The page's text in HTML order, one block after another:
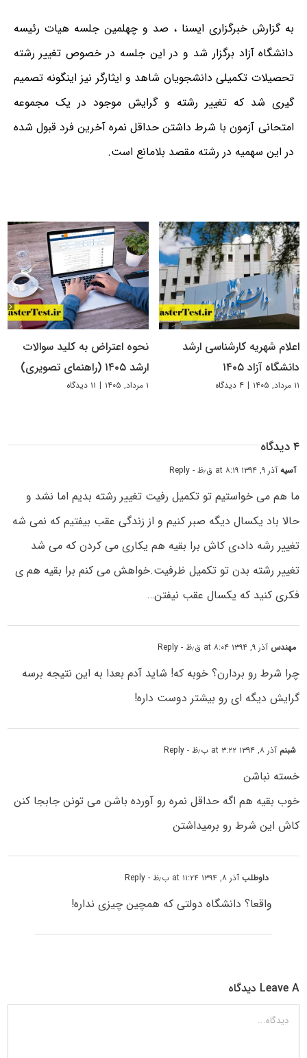
به گزارش خبرگزاری ایسنا ، صد و چهلمین جلسه هیات رئیسه
دانشگاه آزاد برگزار شد و در این جلسه در خصوص تغییر رشته
تحصیلات تکمیلی دانشجویان شاهد و ایثارگر نیز اینگونه تصمیم
گیری شد که تغییر رشته و گرایش موجود در یک مجموعه
امتحانی آزمون با شرط داشتن حداقل نمره آخرین فرد قبول شده
در این سهمیه در رشته مقصد بلامانع است.
اعلام شهریه کارشناسی ارشد
دانشگاه آزاد ۱۴۰۵
۱۱ مرداد, ۱۴۰۵ | ۴ دیدگاه
نحوه اعتراض به کلید سوالات
ارشد ۱۴۰۵ (راهنمای تصویری)
۱ مرداد, ۱۴۰۵ | ۱۱ دیدگاه
۴ دیدگاه
آسیهآذر ۹, ۱۳۹۴ at ۸:۱۹ ق٫ظ - Reply
ما هم می خواستیم تو تکمیل رفیت تغییر رشته بدیم اما نشد و
حالا باد یکسال دیگه صبر کنیم و از زندگی عقب بیفتیم که نمی شه
تغییر رشه داد،ی کاش برا بقیه هم یکاری می کردن که می شد
تغییر رشته بدن تو تکمیل ظرفیت.خواهش می کنم برا بقیه هم ی
فکری کنید که یکسال عقب نیفتن…
مهندس آذر ۹, ۱۳۹۴ at ۸:۰۴ ق٫ظ - Reply
چرا شرط رو بردارن؟ خوبه که! شاید آدم بعدا به این نتیجه برسه
گرایش دیگه ای رو بیشتر دوست داره!
شبنم آذر ۸, ۱۳۹۴ at ۳:۲۲ ب٫ظ - Reply
خسته نباشن
خوب بقیه هم اگه حداقل نمره رو آورده باشن می تونن جابجا کنن
کاش این شرط رو برمیداشتن
داوطلبآذر ۸, ۱۳۹۴ at ۱۱:۲۴ ب٫ظ - Reply
واقعا؟ دانشگاه دولتی که همچین چیزی نداره!
Leave A دیدگاه
دیدگاه